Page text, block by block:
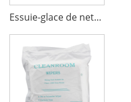
Essuie-glace de nettoyage industriel pour salle blanche